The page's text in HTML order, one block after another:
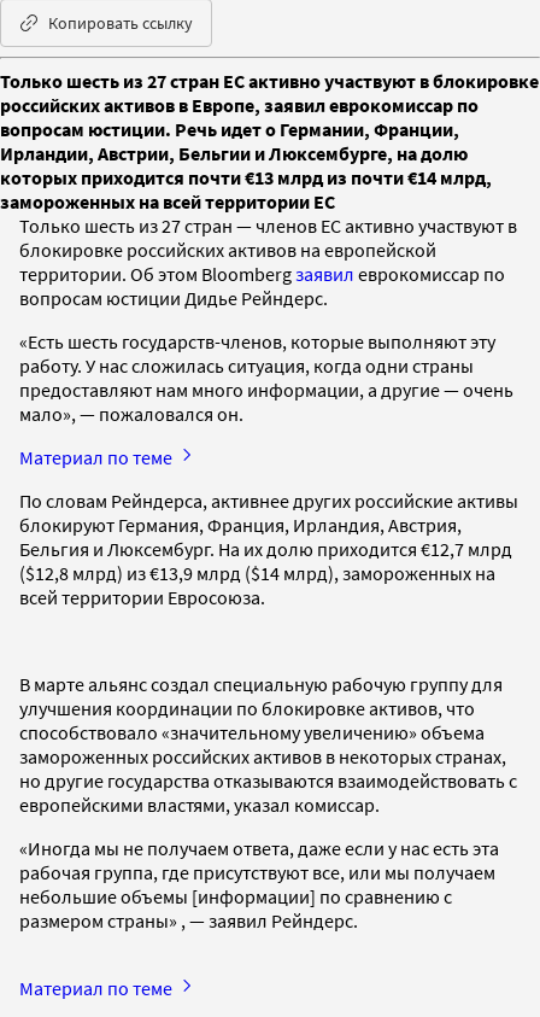
Копировать ссылку
Только шесть из 27 стран ЕС активно участвуют в блокировке
российских активов в Европе, заявил еврокомиссар по
вопросам юстиции. Речь идет о Германии, Франции,
Ирландии, Австрии, Бельгии и Люксембурге, на долю
которых приходится почти €13 млрд из почти €14 млрд,
замороженных на всей территории ЕС
Только шесть из 27 стран — членов ЕС активно участвуют в
блокировке российских активов на европейской
территории. Об этом Bloombergзаявил еврокомиссар по
вопросам юстиции Дидье Рейндерс.
«Есть шесть государств-членов, которые выполняют эту
работу. У нас сложилась ситуация, когда одни страны
предоставляют нам много информации, а другие — очень
мало», — пожаловался он.
Материал по теме
По словам Рейндерса, активнее других российские активы
блокируют Германия, Франция, Ирландия, Австрия,
Бельгия и Люксембург. На их долю приходится €12,7 млрд
($12,8 млрд) из €13,9 млрд ($14 млрд), замороженных на
всей территории Евросоюза.
В марте альянс создал специальную рабочую группу для
улучшения координации по блокировке активов, что
способствовало «значительному увеличению» объема
замороженных российских активов в некоторых странах,
но другие государства отказываются взаимодействовать с
европейскими властями, указал комиссар.
«Иногда мы не получаем ответа, даже если у нас есть эта
рабочая группа, где присутствуют все, или мы получаем
небольшие объемы [информации] по сравнению с
размером страны» , — заявил Рейндерс.
Материал по теме